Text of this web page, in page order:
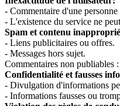
- Commentaire d'une
- L'existence du service ne
Spam et contenu
- Liens publicitaires ou offres.
- Messages hors sujet.
Commentaires non publiables :
Confidentialité et fausses
- Divulgation d'informations
- Informations fausses ou